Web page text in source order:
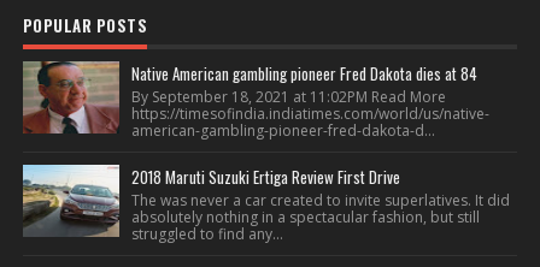
POPULAR POSTS
Native American gambling pioneer Fred Dakota dies at 84
By September 18, 2021 at 11:02PM Read More
https://timesofindia.indiatimes.com/world/us/native-
american-gambling-pioneer-fred-dakota-d...
2018 Maruti Suzuki Ertiga Review First Drive
The was never a car created to invite superlatives. It did
absolutely nothing in a spectacular fashion, but still
struggled to find any...